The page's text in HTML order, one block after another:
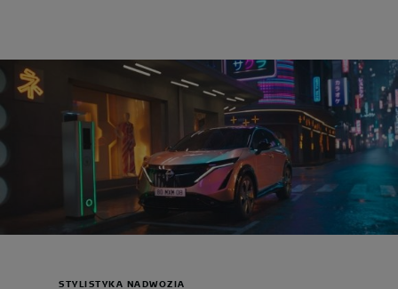
STYLISTYKA NADWOZIA